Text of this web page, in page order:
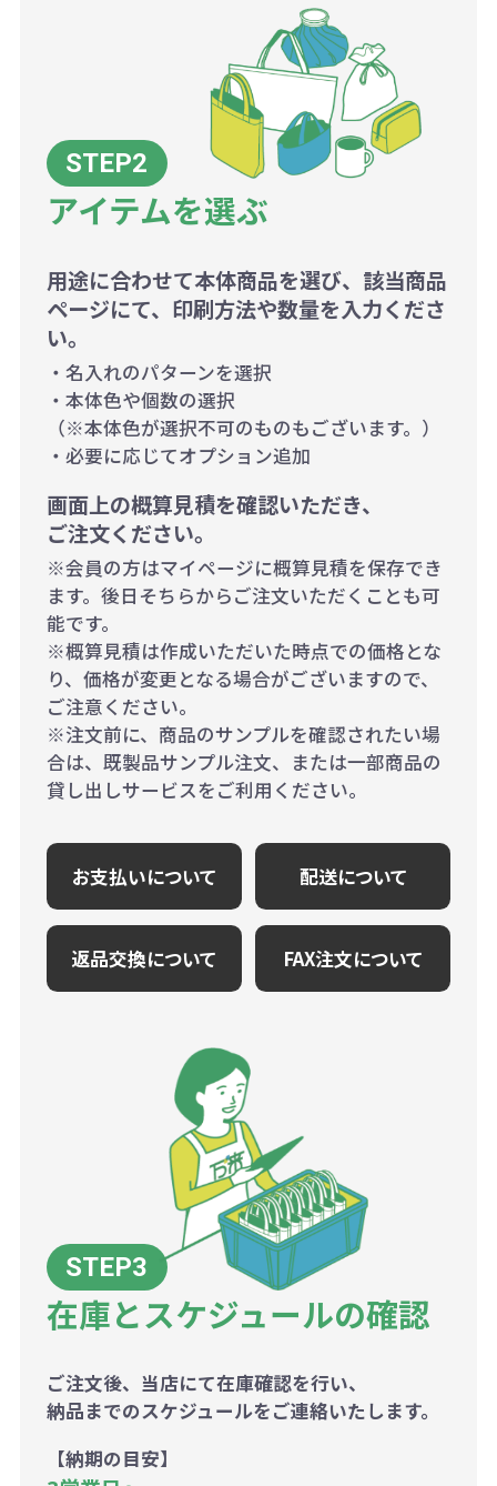
アイテムを選ぶ
用途に合わせて本体商品を選び、該当商品
ページにて、印刷方法や数量を入力くださ
い。
・名入れのパターンを選択
・本体色や個数の選択
（※本体色が選択不可のものもございます。）
・必要に応じてオプション追加
画面上の概算見積を確認いただき、
ご注文ください。
※会員の方はマイページに概算見積を保存でき
ます。後日そちらからご注文いただくことも可
能です。
※概算見積は作成いただいた時点での価格とな
り、価格が変更となる場合がございますので、
ご注意ください。
※注文前に、商品のサンプルを確認されたい場
合は、既製品サンプル注文、または一部商品の
貸し出しサービスをご利用ください。
お支払いについて 配送について
返品交換について FAX注文について
在庫とスケジュールの確認
ご注文後、当店にて在庫確認を行い、
納品までのスケジュールをご連絡いたします。
【納期の目安】